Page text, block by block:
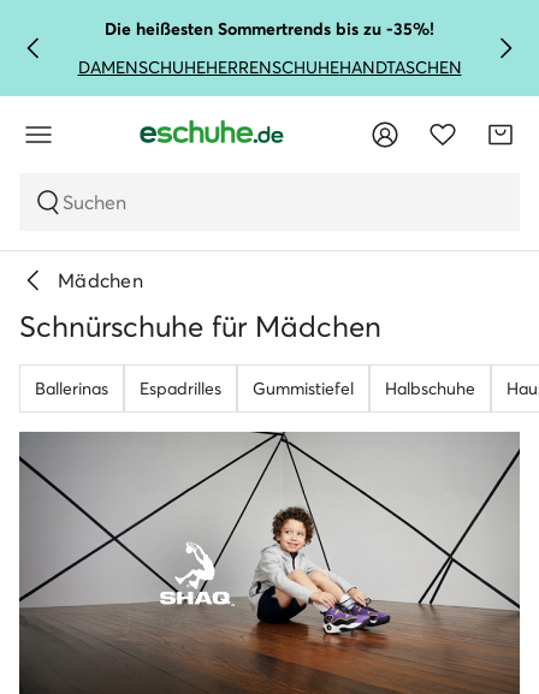
Die heißesten Sommertrends bis zu -35%!
DAMENSCHUHEHERRENSCHUHEHANDTASCHEN
Suchen
Mädchen
Schnürschuhe für Mädchen
Ballerinas Espadrilles Gummistiefel Halbschuhe